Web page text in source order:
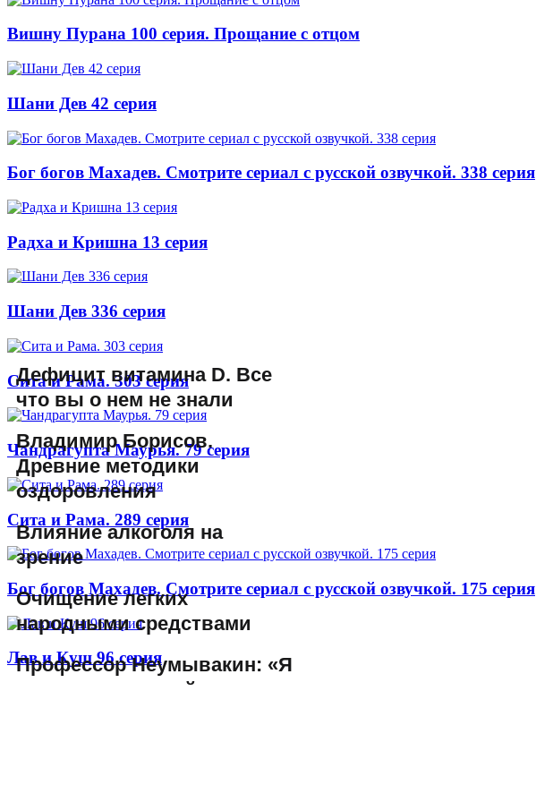
Дефицит витамина D. Все
что вы о нем не знали
Владимир Борисов.
Древние методики
оздоровления
Влияние алкоголя на
зрение
Очищение легких
народными средствами
Профессор Неумывакин: «Я
перестал пить чай и всем
Вишну Пурана 100 серия. Прощание с отцом
Шани Дев 42 серия
Бог богов Махадев. Смотрите сериал с русской озвучкой. 338 серия
Радха и Кришна 13 серия
Шани Дев 336 серия
Сита и Рама. 303 серия
Чандрагупта Маурья. 79 серия
Сита и Рама. 289 серия
Бог богов Махадев. Смотрите сериал с русской озвучкой. 175 серия
Лав и Куш 96 серия